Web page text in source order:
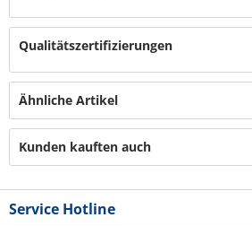
Qualitätszertifizierungen
Ähnliche Artikel
Kunden kauften auch
Service Hotline